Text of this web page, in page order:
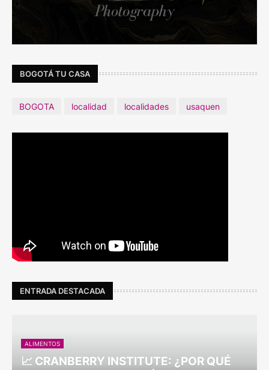
BOGOTÁ TU CASA
BOGOTA localidad localidades usaquen
ENTRADA DESTACADA
ALIMENTOS
📈 CRANBERRY INSTITUTE: ¿POR QUÉ